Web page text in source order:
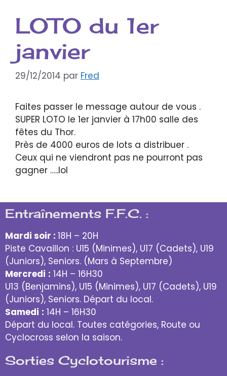
LOTO du 1er
janvier
29/12/2014 par Fred
Faites passer le message autour de vous .
SUPER LOTO le 1er janvier à 17h00 salle des
fêtes du Thor.
Près de 4000 euros de lots a distribuer .
Ceux qui ne viendront pas ne pourront pas
gagner …..lol
Entraînements F.F.C. :
Mardi soir : 18H – 20H
Piste Cavaillon : U15 (Minimes), U17 (Cadets), U19
(Juniors), Seniors. (Mars à Septembre)
Mercredi : 14H – 16H30
U13 (Benjamins), U15 (Minimes), U17 (Cadets), U19
(Juniors), Seniors. Départ du local.
Samedi : 14H – 16H30
Départ du local. Toutes catégories, Route ou
Cyclocross selon la saison.
Sorties Cyclotourisme :